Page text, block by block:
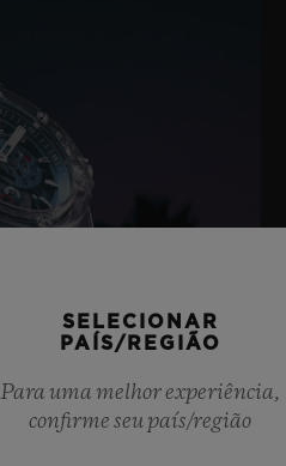
SELECIONAR
PAÍS/REGIÃO
Para uma melhor experiência,
confirme seu país/região